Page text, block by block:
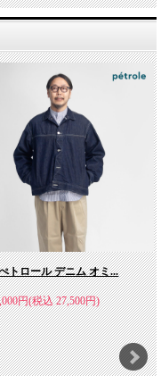
なった、裁断から縫
上げる「丸縫い」のジ
ドでありながら、ビス
う点も大きな特徴。普遍
練の職人と共に良質な
トロール デニム オミ...
円(税込 27,500円)